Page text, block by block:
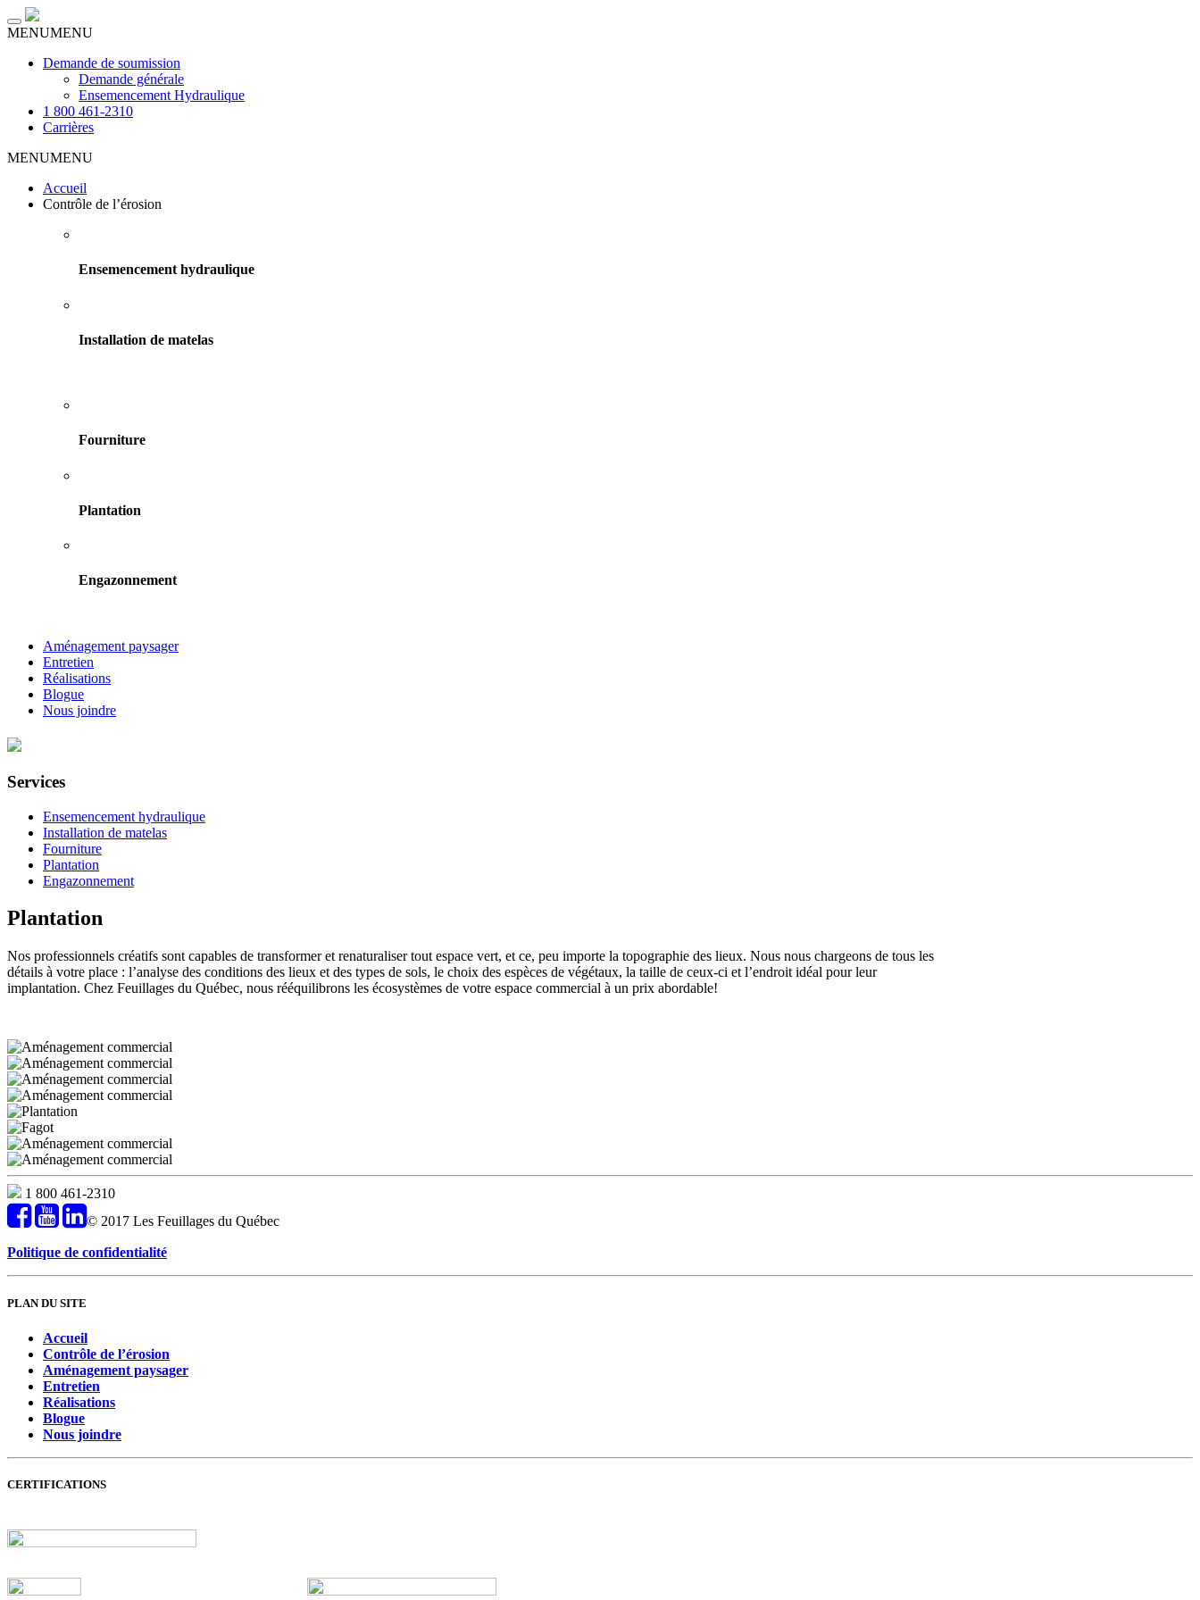
Toggle
navigation
MENUMENU
Demande de soumission
Demande générale
Ensemencement Hydraulique
1 800 461-2310
Carrières
MENUMENU
Accueil
Contrôle de l’érosion
Ensemencement hydraulique
Installation de matelas
Fourniture
Plantation
Engazonnement
Aménagement paysager
Entretien
Réalisations
Blogue
Nous joindre
Services
Ensemencement hydraulique
Installation de matelas
Fourniture
Plantation
Engazonnement
Plantation
Nos professionnels créatifs sont capables de transformer et renaturaliser tout espace vert, et ce, peu importe la topographie des lieux. Nous nous chargeons de tous les
détails à votre place : l’analyse des conditions des lieux et des types de sols, le choix des espèces de végétaux, la taille de ceux-ci et l’endroit idéal pour leur
implantation. Chez Feuillages du Québec, nous rééquilibrons les écosystèmes de votre espace commercial à un prix abordable!
1 800 461-2310
© 2017 Les Feuillages du Québec
Politique de confidentialité
PLAN DU SITE
Accueil
Contrôle de l’érosion
Aménagement paysager
Entretien
Réalisations
Blogue
Nous joindre
CERTIFICATIONS